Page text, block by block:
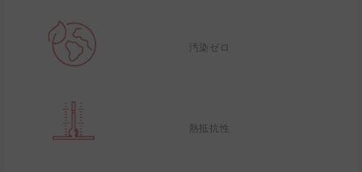
汚染ゼロ
熱抵抗性